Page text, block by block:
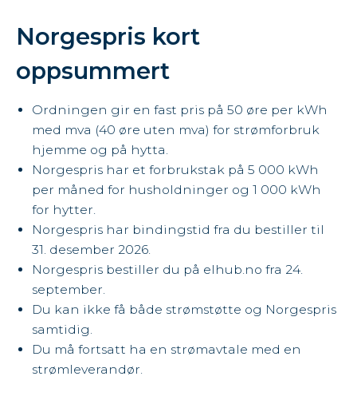
Norgespris kort
oppsummert
Ordningen gir en fast pris på 50 øre per kWh
med mva (40 øre uten mva) for strømforbruk
hjemme og på hytta.
Norgespris har et forbrukstak på 5 000 kWh
per måned for husholdninger og 1 000 kWh
for hytter.
Norgespris har bindingstid fra du bestiller til
31. desember 2026.
Norgespris bestiller du på elhub.no fra 24.
september.
Du kan ikke få både strømstøtte og Norgespris
samtidig.
Du må fortsatt ha en strømavtale med en
strømleverandør.